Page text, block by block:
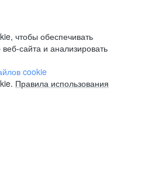
чтобы обеспечивать
сайта и анализировать
cookie
Правила использования